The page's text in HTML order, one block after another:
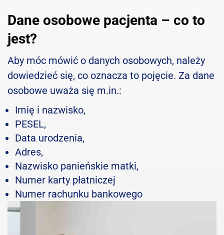
Dane osobowe pacjenta – co to
jest?
Aby móc mówić o danych osobowych, należy
dowiedzieć się, co oznacza to pojęcie. Za dane
osobowe uważa się m.in.:
Imię i nazwisko,
PESEL,
Data urodzenia,
Adres,
Nazwisko panieńskie matki,
Numer karty płatniczej
Numer rachunku bankowego